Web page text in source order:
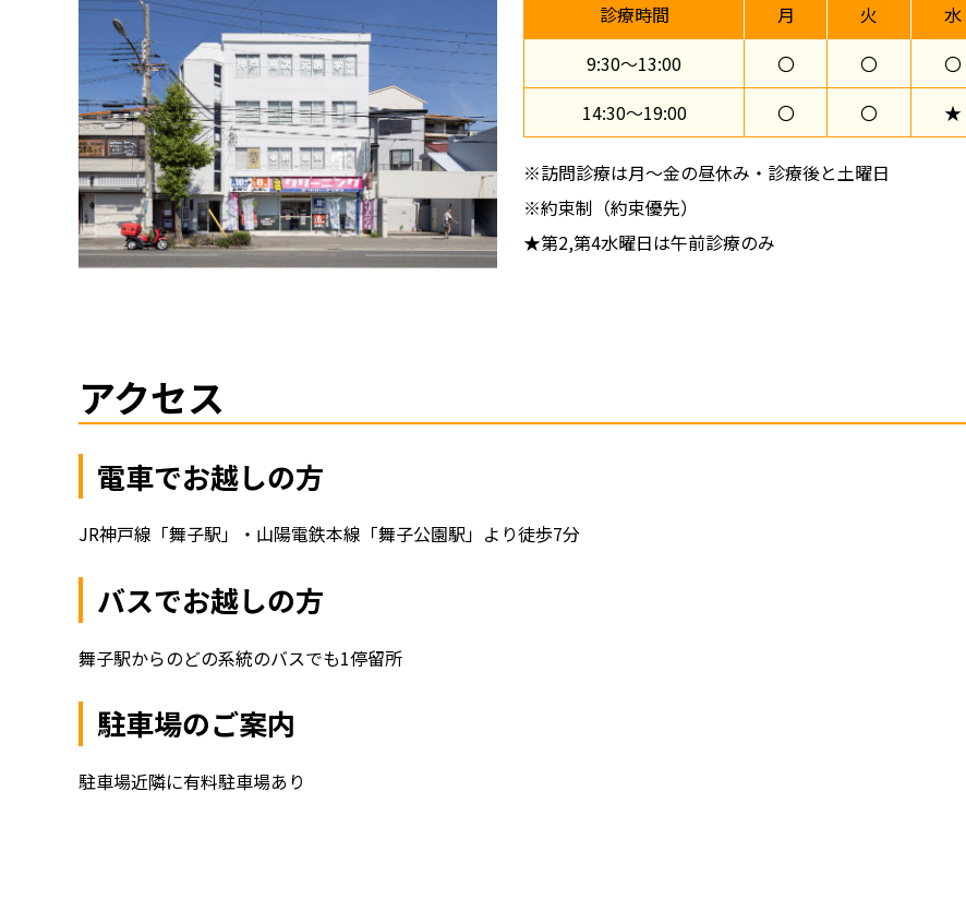
診療時間 月 火 水
9:30〜13:00
〇 〇 〇
14:30〜19:00
〇 〇 ★
※訪問診療は月～金の昼休み・診療後と土曜日
※約束制（約束優先）
★第2,第4水曜日は午前診療のみ
アクセス
電車でお越しの方
JR神戸線「舞子駅」・山陽電鉄本線「舞子公園駅」より徒歩7分
バスでお越しの方
舞子駅からのどの系統のバスでも1停留所
駐車場のご案内
駐車場近隣に有料駐車場あり